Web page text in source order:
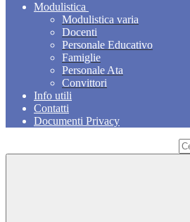
Modulistica
Modulistica varia
Docenti
Personale Educativo
Famiglie
Personale Ata
Convittori
Info utili
Contatti
Documenti Privacy